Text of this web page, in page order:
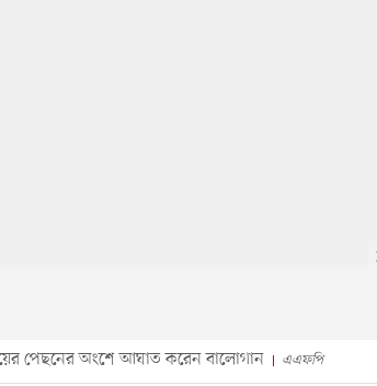
পেছনের অংশে আঘাত করেন বালোগান এএফপি